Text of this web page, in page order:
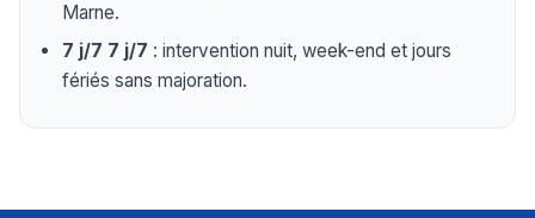
Marne.
7 j/7 7 j/7 : intervention nuit, week-end et jours
fériés sans majoration.